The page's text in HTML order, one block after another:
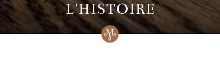
L'HISTOIRE